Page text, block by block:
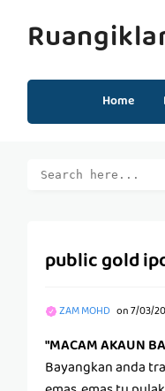
Home
public gold
ZAM MOHD on7/03/
"MACAM AKAUN
Bayangkan anda